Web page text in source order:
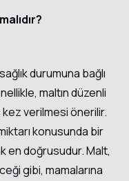
durumuna bağlı
maltın düzenli
verilmesi önerilir.
miktarı konusunda bir
en doğrusudur. Malt,
gibi, mamalarına